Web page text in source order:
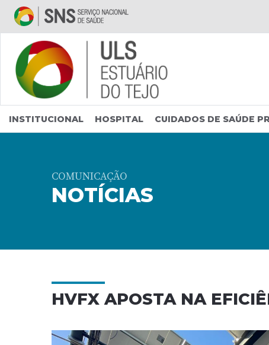
Saltar para conteúdo principal
INSTITUCIONAL HOSPITAL CUIDADOS DE SAÚDE
COMUNICAÇÃO
NOTÍCIAS
HVFX APOSTA NA